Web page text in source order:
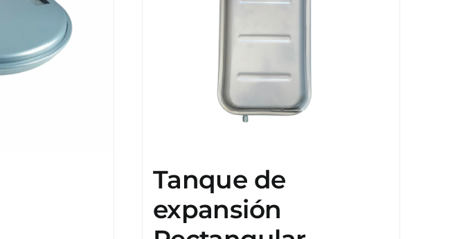
Tanque de
expansión